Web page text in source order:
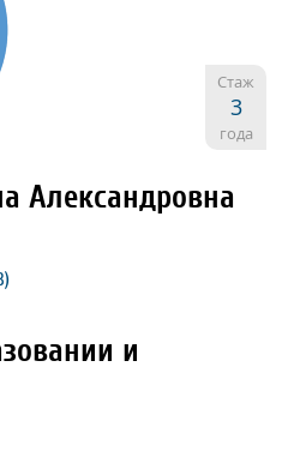
Стаж
3
года
Александровна
и